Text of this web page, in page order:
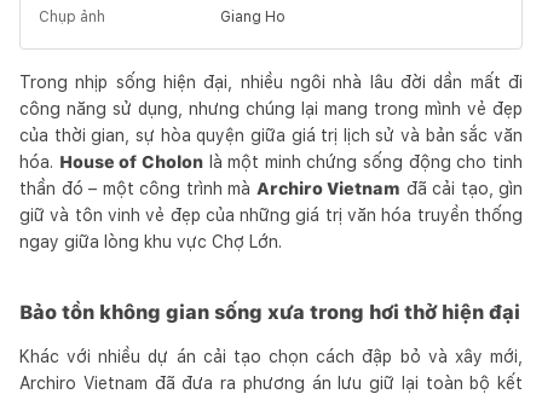
Chụp ảnh Giang Ho
Trong nhịp sống hiện đại, nhiều ngôi nhà lâu đời dần mất đi
công năng sử dụng, nhưng chúng lại mang trong mình vẻ đẹp
của thời gian, sự hòa quyện giữa giá trị lịch sử và bản sắc văn
hóa. House of Cholonlà một minh chứng sống động cho tinh
thần đó – một công trình mà Archiro Vietnam đã cải tạo, gìn
giữ và tôn vinh vẻ đẹp của những giá trị văn hóa truyền thống
ngay giữa lòng khu vực Chợ Lớn.
Bảo tồn không gian sống xưa trong hơi thở hiện đại
Khác với nhiều dự án cải tạo chọn cách đập bỏ và xây mới,
Archiro Vietnam đã đưa ra phương án lưu giữ lại toàn bộ kết